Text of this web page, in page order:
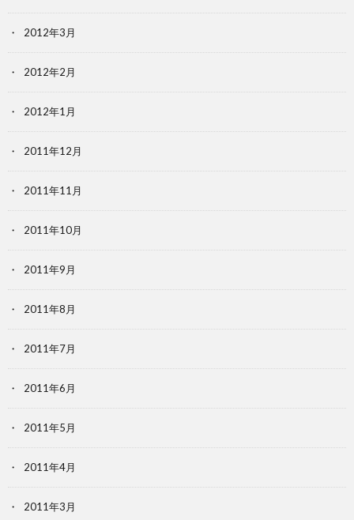
2012年3月
2012年2月
2012年1月
2011年12月
2011年11月
2011年10月
2011年9月
2011年8月
2011年7月
2011年6月
2011年5月
2011年4月
2011年3月